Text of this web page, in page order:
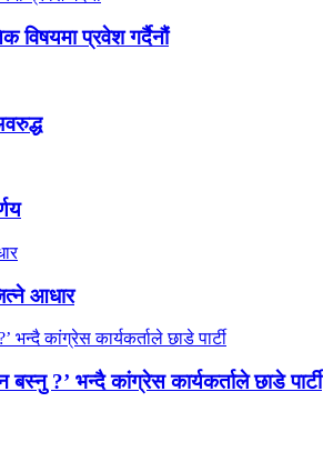
विषयमा प्रवेश गर्दैनौं
आधार
?’ भन्दै कांग्रेस कार्यकर्ताले छाडे पार्टी